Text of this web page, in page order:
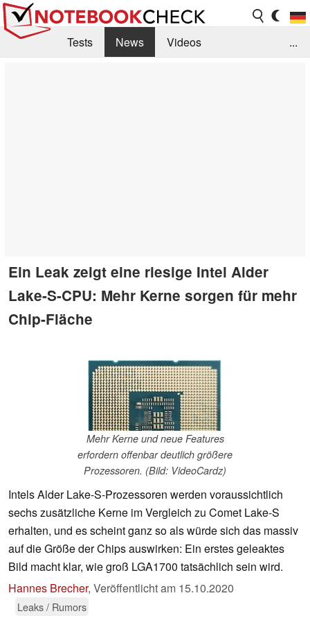
Tests News
Videos
...
Ein Leak zeigt eine riesige Intel Alder
Lake-S-CPU: Mehr Kerne sorgen für mehr
Chip-Fläche
Mehr Kerne und neue Features
erfordern offenbar deutlich größere
Prozessoren. (Bild: VideoCardz)
Intels Alder Lake-S-Prozessoren werden voraussichtlich
sechs zusätzliche Kerne im Vergleich zu Comet Lake-S
erhalten, und es scheint ganz so als würde sich das massiv
auf die Größe der Chips auswirken: Ein erstes geleaktes
Bild macht klar, wie groß LGA1700 tatsächlich sein wird.
Hannes Brecher, Veröffentlicht am 15.10.2020
Leaks / Rumors